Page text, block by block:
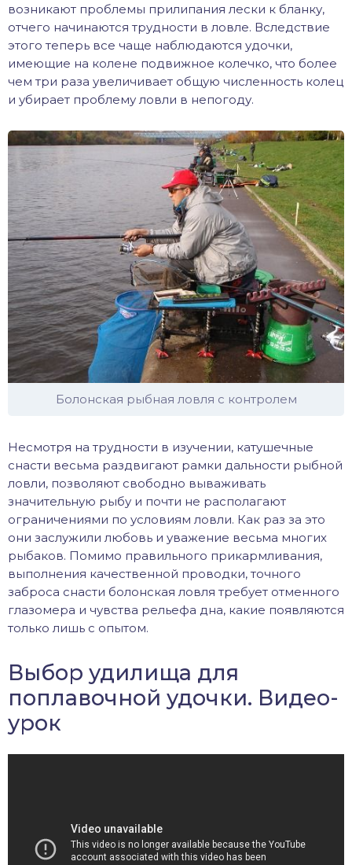
возникают проблемы прилипания лески к бланку,
отчего начинаются трудности в ловле. Вследствие
этого теперь все чаще наблюдаются удочки,
имеющие на колене подвижное колечко, что более
чем три раза увеличивает общую численность колец
и убирает проблему ловли в непогоду.
Болонская рыбная ловля с контролем
Несмотря на трудности в изучении, катушечные
снасти весьма раздвигают рамки дальности рыбной
ловли, позволяют свободно вываживать
значительную рыбу и почти не располагают
ограничениями по условиям ловли. Как раз за это
они заслужили любовь и уважение весьма многих
рыбаков. Помимо правильного прикармливания,
выполнения качественной проводки, точного
заброса снасти болонская ловля требует отменного
глазомера и чувства рельефа дна, какие появляются
только лишь с опытом.
Выбор удилища для
поплавочной удочки. Видео-
урок